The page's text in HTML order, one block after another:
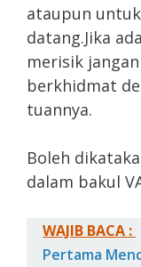
ataupun
datang.Jika
merisik
berkhidmat
tuannya.
Boleh
dalam bakul
WAJIB BACA :
Pertama